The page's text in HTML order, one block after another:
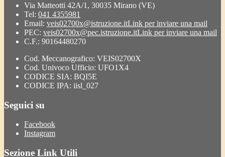
Via Matteotti 42A/1, 30035 Mirano (VE)
Tel: 041 4355981
Email: veis02700x@istruzione.itLink per inviare una mail
PEC: veis02700x@pec.istruzione.itLink per inviare una mail
C.F.: 90164480270
Cod. Meccanografico: VEIS02700X
Cod. Univoco Ufficio: UFO1X4
CODICE SIA: BQI5E
CODICE IPA: iisl_027
Seguici su
Facebook
Instagram
Sezione Link Utili